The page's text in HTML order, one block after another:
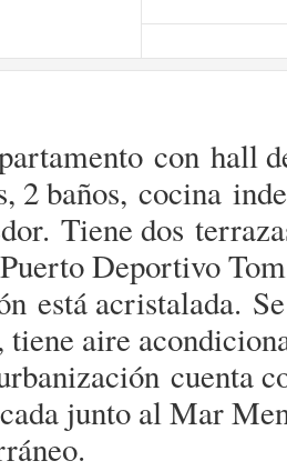
c​on hall
2 baños, cocina
​T​iene dos
Deportivo
está acristalada.
tiene aire
cuenta
junto al Mar